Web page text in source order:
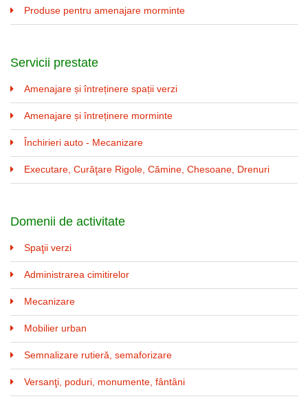
Produse pentru amenajare morminte
Servicii prestate
Amenajare și întreținere spații verzi
Amenajare și întreținere morminte
Închirieri auto - Mecanizare
Executare, Curăţare Rigole, Cămine, Chesoane, Drenuri
Domenii de activitate
Spaţii verzi
Administrarea cimitirelor
Mecanizare
Mobilier urban
Semnalizare rutieră, semaforizare
Versanţi, poduri, monumente, fântâni